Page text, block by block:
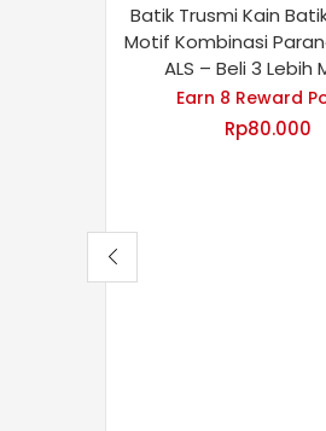
Batik Trusmi Kain
Motif Kombinasi
ALS – Beli 3 Lebih
Earn 8 Reward
Rp80.000